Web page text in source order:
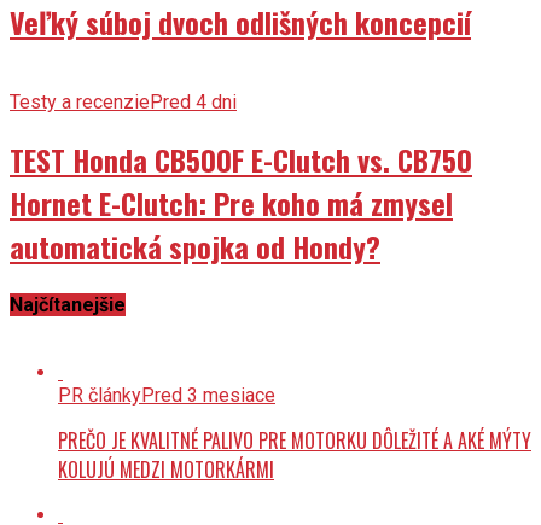
Veľký súboj dvoch odlišných koncepcií
Testy a recenziePred 4 dni
TEST Honda CB500F E-Clutch vs. CB750
Hornet E-Clutch: Pre koho má zmysel
automatická spojka od Hondy?
Najčítanejšie
PR článkyPred 3 mesiace
PREČO JE KVALITNÉ PALIVO PRE MOTORKU DÔLEŽITÉ A AKÉ MÝTY
KOLUJÚ MEDZI MOTORKÁRMI